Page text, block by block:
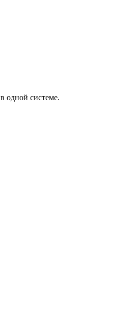
одной системе.